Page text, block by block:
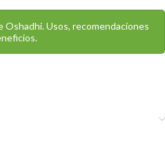
Oshadhi. Usos, recomendaciones